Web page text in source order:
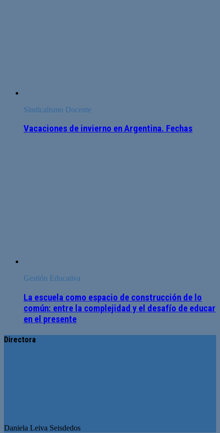
Sindicalismo Docente
Vacaciones de invierno en Argentina. Fechas
Gestión Educativa
La escuela como espacio de construcción de lo
común: entre la complejidad y el desafío de educar
en el presente
Directora
Daniela Leiva Seisdedos